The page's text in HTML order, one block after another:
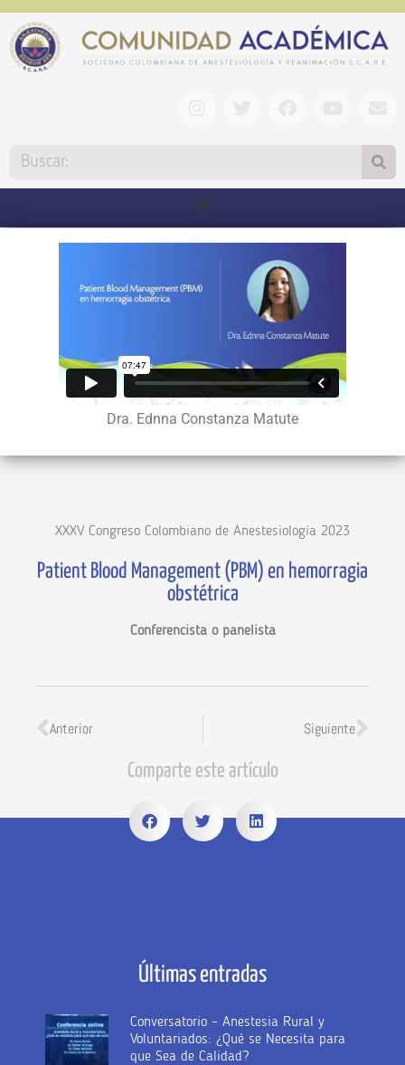
Dra. Ednna Constanza Matute
XXXV Congreso Colombiano de Anestesiología 2023
Patient Blood Management (PBM) en hemorragia
obstétrica
Conferencista o panelista
Anterior Siguiente
Comparte este artículo
Últimas entradas
Conversatorio – Anestesia Rural y
Voluntariados: ¿Qué se Necesita para
que Sea de Calidad?